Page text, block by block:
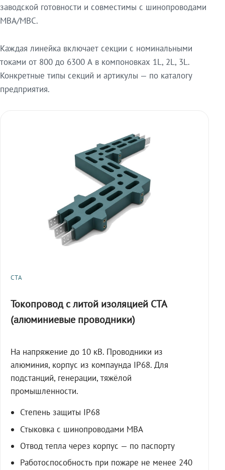
заводской готовности и совместимы с шинопроводами
МВА/МВС.
Каждая линейка включает секции с номинальными
токами от 800 до 6300 А в компоновках 1L, 2L, 3L.
Конкретные типы секций и артикулы — по каталогу
предприятия.
СТА
Токопровод с литой изоляцией СТА
(алюминиевые проводники)
На напряжение до 10 кВ. Проводники из
алюминия, корпус из компаунда IP68. Для
подстанций, генерации, тяжёлой
промышленности.
Степень защиты IP68
Стыковка с шинопроводами МВА
Отвод тепла через корпус — по паспорту
Работоспособность при пожаре не менее 240